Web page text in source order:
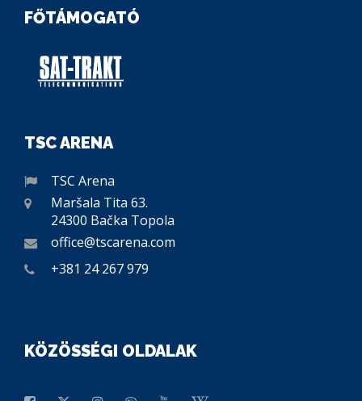
FŐTÁMOGATÓ
TSC ARENA
TSC Arena
Maršala Tita 63.
24300 Bačka Topola
office@tscarena.com
+381 24 267 979
KÖZÖSSÉGI OLDALAK